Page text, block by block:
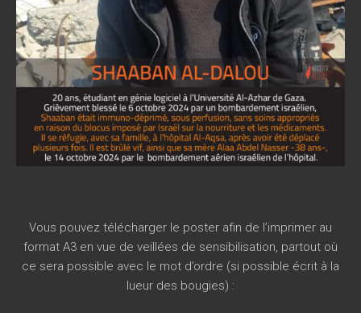
Vous pouvez télécharger le poster afin de l’imprimer au
format A3 en vue de veillées de sensibilisation, partout où
ce sera possible avec le mot d’ordre (si possible écrit à la
lueur des bougies) :